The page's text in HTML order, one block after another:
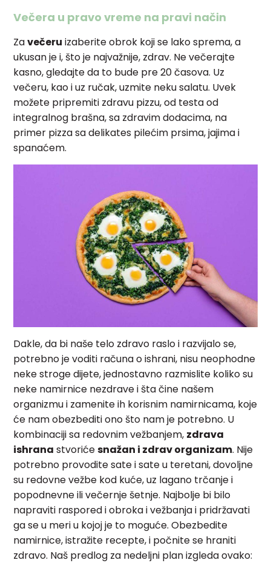
Večera u pravo vreme na pravi način
Zavečeru izaberite obrok koji se lako sprema, a
ukusan je i, što je najvažnije, zdrav. Ne večerajte
kasno, gledajte da to bude pre 20 časova. Uz
večeru, kao i uz ručak, uzmite neku salatu. Uvek
možete pripremiti zdravu pizzu, od testa od
integralnog brašna, sa zdravim dodacima, na
primer pizza sa delikates pilećim prsima, jajima i
spanaćem.
Dakle, da bi naše telo zdravo raslo i razvijalo se,
potrebno je voditi računa o ishrani, nisu neophodne
neke stroge dijete, jednostavno razmislite koliko su
neke namirnice nezdrave i šta čine našem
organizmu i zamenite ih korisnim namirnicama, koje
će nam obezbediti ono što nam je potrebno. U
kombinaciji sa redovnim vežbanjem, zdrava
ishrana stvorićesnažan i zdrav organizam. Nije
potrebno provodite sate i sate u teretani, dovoljne
su redovne vežbe kod kuće, uz lagano trčanje i
popodnevne ili večernje šetnje. Najbolje bi bilo
napraviti raspored i obroka i vežbanja i pridržavati
ga se u meri u kojoj je to moguće. Obezbedite
namirnice, istražite recepte, i počnite se hraniti
zdravo. Naš predlog za nedeljni plan izgleda ovako: